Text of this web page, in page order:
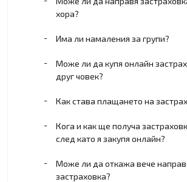
хора?
Има ли намаления за групи?
Може ли да купя онлайн
друг човек?
Как става плащането на
Кога и как ще получа
след като я закупя онлайн?
Може ли да откажа вече
застраховка?